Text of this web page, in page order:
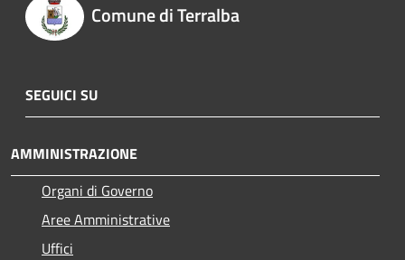
Comune di Terralba
SEGUICI SU
AMMINISTRAZIONE
Organi di Governo
Aree Amministrative
Uffici